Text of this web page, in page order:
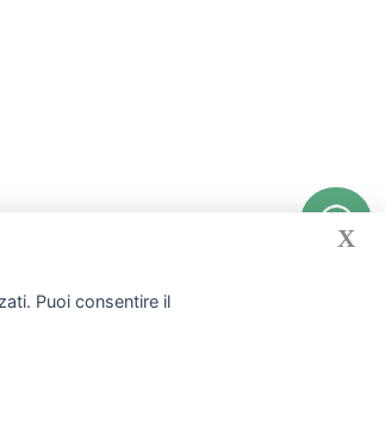
Puoi consentire il
X